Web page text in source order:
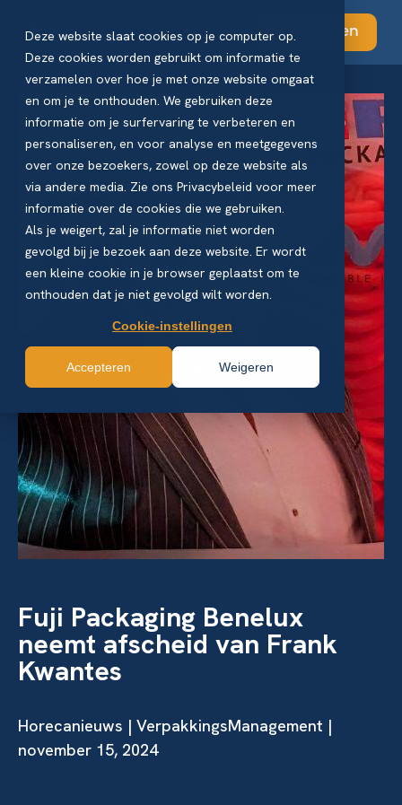
Deze website slaat cookies op je computer op.
Deze cookies worden gebruikt om informatie te
verzamelen over hoe je met onze website omgaat
en om je te onthouden. We gebruiken deze
informatie om je surfervaring te verbeteren en
personaliseren, en voor analyse en meetgegevens
over onze bezoekers, zowel op deze website als
via andere media. Zie ons Privacybeleid voor meer
informatie over de cookies die we gebruiken.
Als je weigert, zal je informatie niet worden
gevolgd bij je bezoek aan deze website. Er wordt
een kleine cookie in je browser geplaatst om te
onthouden dat je niet gevolgd wilt worden.
Cookie-instellingen
Accepteren Weigeren
Abonneren
Fuji Packaging Benelux
neemt afscheid van Frank
Kwantes
Horecanieuws | VerpakkingsManagement |
november 15, 2024